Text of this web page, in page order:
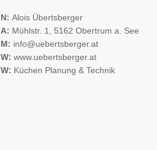
N: Alois Übertsberger
A: Mühlstr. 1, 5162 Obertrum a. See
M: info@uebertsberger.at
W: www.uebertsberger.at
W: Küchen Planung & Technik